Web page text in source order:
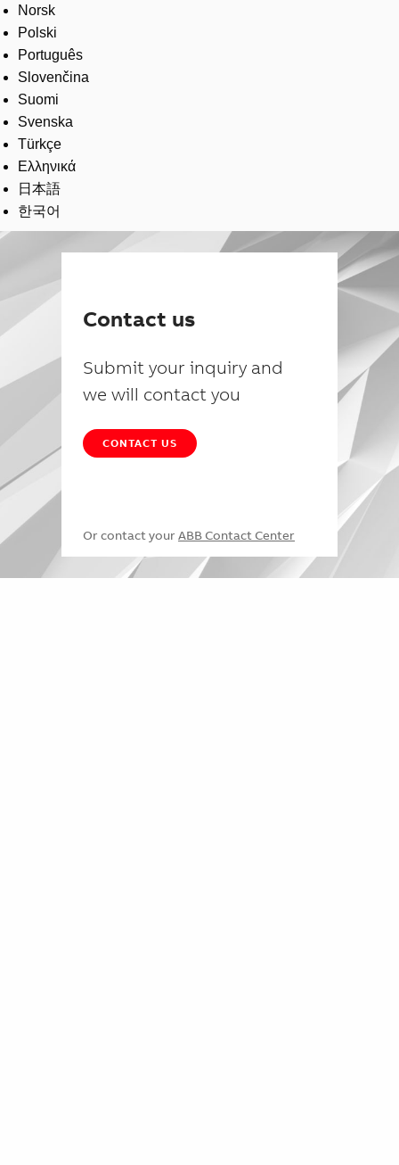
Norsk
Polski
Português
Slovenčina
Suomi
Svenska
Türkçe
Ελληνικά
日本語
한국어
Contact us
Submit your inquiry and
we will contact you
CONTACT US
Or contact your ABB Contact Center